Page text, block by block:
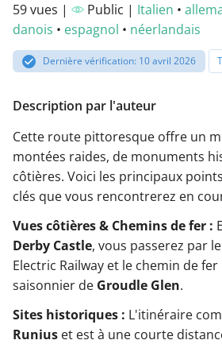
59 vues | Public | Italien •
danois • espagnol • néerlandais
Dernière vérification: 10 avril 2026
Description par l'auteur
Cette route pittoresque offre un
montées raides, de monuments
côtières. Voici les principaux
clés que vous rencontrerez en
Vues côtières & Chemins de fer :
Derby Castle, vous passerez par
Electric Railway et le chemin de
saisonnier de Groudle Glen.
Sites historiques : L'itinéraire
Runius et est à une courte